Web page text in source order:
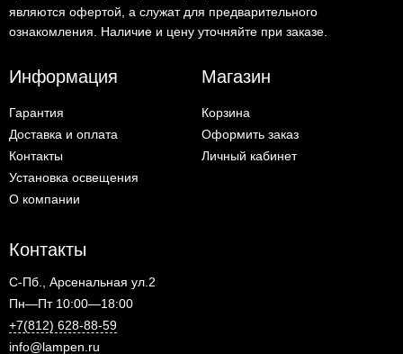
являются офертой, а служат для предварительного
ознакомления. Наличие и цену уточняйте при заказе.
Информация
Гарантия
Доставка и оплата
Контакты
Установка освещения
О компании
Магазин
Корзина
Оформить заказ
Личный кабинет
Контакты
С-Пб., Арсенальная ул.2
Пн—Пт 10:00—18:00
+7(812) 628-88-59
info@lampen.ru